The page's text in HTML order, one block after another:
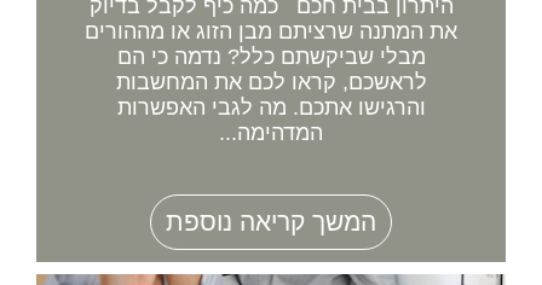
היתרון בבית חכם כמה כיף לקבל בדיוק
את המתנה שרציתם מבן הזוג או מההורים
מבלי שביקשתם כלל? נדמה כי הם
לראשכם, קראו לכם את המחשבות
והרגישו אתכם. מה לגבי האפשרות
המדהימה...
המשך קריאה נוספת